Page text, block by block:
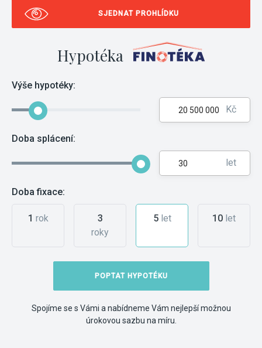
SJEDNAT PROHLÍDKU
Hypotéka
Výše hypotéky:
Kč
Doba splácení:
let
Doba fixace:
1 rok
3
roky
5let 10 let
POPTAT HYPOTÉKU
Spojíme se s Vámi a nabídneme Vám nejlepší možnou
úrokovou sazbu na míru.